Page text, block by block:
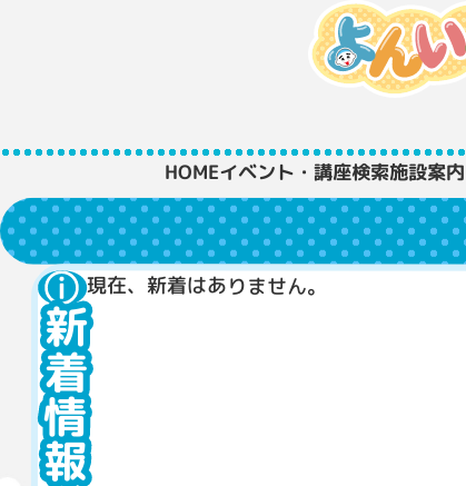
HOMEイベント・講座検索施設案内
新着情報
現在、新着はありません。